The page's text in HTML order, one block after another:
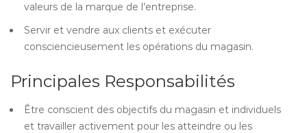
valeurs de la marque de l’entreprise.
Servir et vendre aux clients et exécuter
consciencieusement les opérations du magasin.
Principales Responsabilités
Être conscient des objectifs du magasin et individuels
et travailler activement pour les atteindre ou les